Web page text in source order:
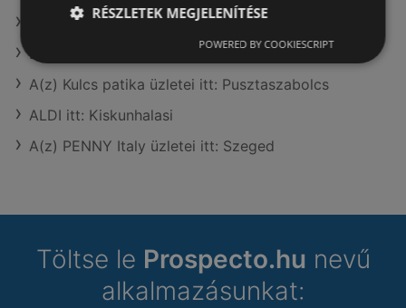
A(z) Spar üzletei itt: Pusztamonostor
Lidl itt: Ráckevei
A(z) Kulcs patika üzletei itt: Pusztaszabolcs
ALDI itt: Kiskunhalasi
A(z) PENNY Italy üzletei itt: Szeged
Töltse le Prospecto.hu nevű
alkalmazásunkat:
RÉSZLETEK MEGJELENÍTÉSE
POWERED BY COOKIESCRIPT